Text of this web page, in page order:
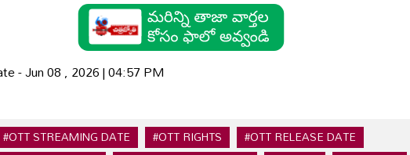
- Jun 08 , 2026 | 04:57 PM
#OTT STREAMING DATE #OTT RIGHTS
#OTT RELEASE DATE